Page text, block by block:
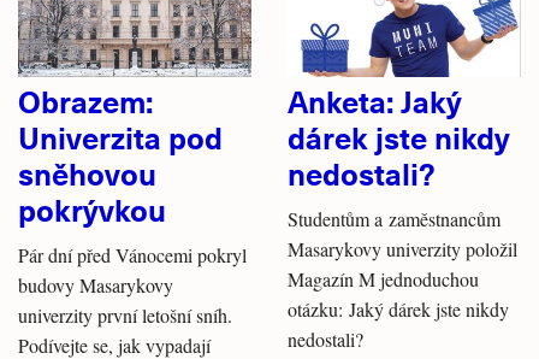
Obrazem:
Univerzita pod
sněhovou
pokrývkou
Pár dní před Vánocemi pokryl
budovy Masarykovy
univerzity první letošní sníh.
Podívejte se, jak vypadají
Anketa: Jaký
dárek jste nikdy
nedostali?
Studentům a zaměstnancům
Masarykovy univerzity položil
Magazín M jednoduchou
otázku: Jaký dárek jste nikdy
nedostali?